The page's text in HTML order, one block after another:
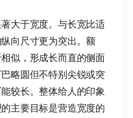
大于宽度。与长宽比适
向尺寸更为突出。额
似，形成长而直的侧面
略圆但不特别尖锐或突
较长。整体给人的印象
主要目标是营造宽度的